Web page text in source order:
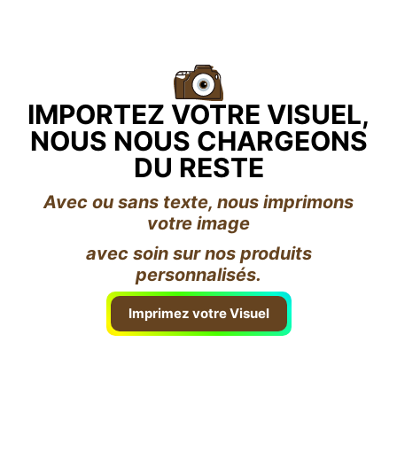
IMPORTEZ VOTRE VISUEL,
NOUS NOUS CHARGEONS
DU RESTE
Avec ou sans texte, nous imprimons
votre image
avec soin sur nos produits
personnalisés.
Imprimez votre Visuel